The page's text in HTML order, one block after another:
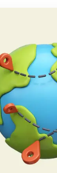
in
ИИ лого
логотип в